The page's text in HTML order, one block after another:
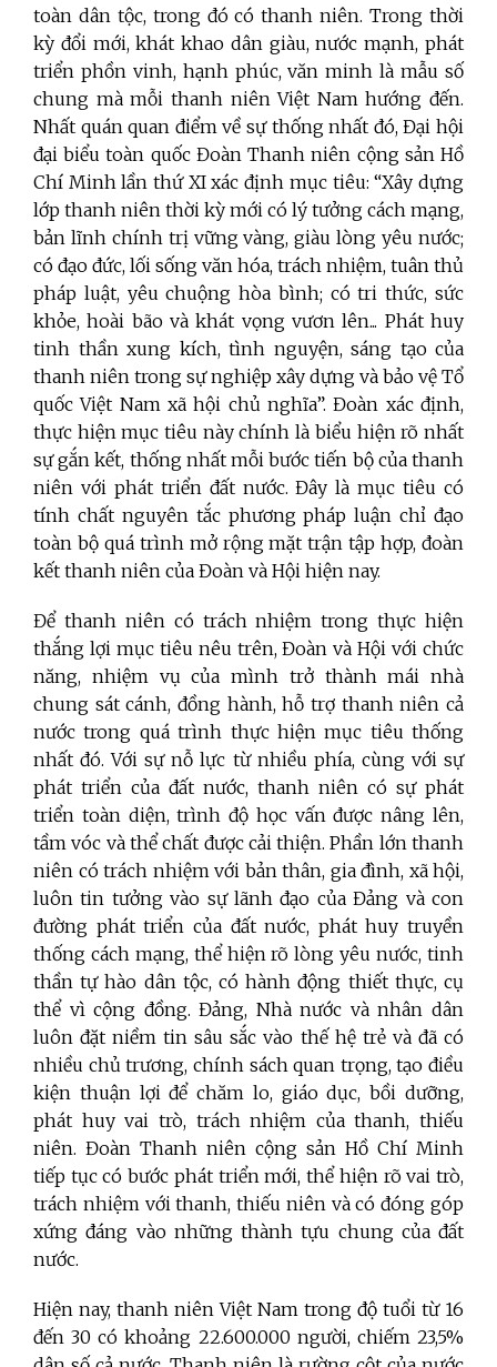
toàn dân tộc, trong đó có thanh niên. Trong thời
kỳ đổi mới, khát khao dân giàu, nước mạnh, phát
triển phồn vinh, hạnh phúc, văn minh là mẫu số
chung mà mỗi thanh niên Việt Nam hướng đến.
Nhất quán quan điểm về sự thống nhất đó, Đại hội
đại biểu toàn quốc Đoàn Thanh niên cộng sản Hồ
Chí Minh lần thứ XI xác định mục tiêu: “Xây dựng
lớp thanh niên thời kỳ mới có lý tưởng cách mạng,
bản lĩnh chính trị vững vàng, giàu lòng yêu nước;
có đạo đức, lối sống văn hóa, trách nhiệm, tuân thủ
pháp luật, yêu chuộng hòa bình; có tri thức, sức
khỏe, hoài bão và khát vọng vươn lên... Phát huy
tinh thần xung kích, tình nguyện, sáng tạo của
thanh niên trong sự nghiệp xây dựng và bảo vệ Tổ
quốc Việt Nam xã hội chủ nghĩa”. Đoàn xác định,
thực hiện mục tiêu này chính là biểu hiện rõ nhất
sự gắn kết, thống nhất mỗi bước tiến bộ của thanh
niên với phát triển đất nước. Đây là mục tiêu có
tính chất nguyên tắc phương pháp luận chỉ đạo
toàn bộ quá trình mở rộng mặt trận tập hợp, đoàn
kết thanh niên của Đoàn và Hội hiện nay.
Để thanh niên có trách nhiệm trong thực hiện
thắng lợi mục tiêu nêu trên, Đoàn và Hội với chức
năng, nhiệm vụ của mình trở thành mái nhà
chung sát cánh, đồng hành, hỗ trợ thanh niên cả
nước trong quá trình thực hiện mục tiêu thống
nhất đó. Với sự nỗ lực từ nhiều phía, cùng với sự
phát triển của đất nước, thanh niên có sự phát
triển toàn diện, trình độ học vấn được nâng lên,
tầm vóc và thể chất được cải thiện. Phần lớn thanh
niên có trách nhiệm với bản thân, gia đình, xã hội,
luôn tin tưởng vào sự lãnh đạo của Đảng và con
đường phát triển của đất nước, phát huy truyền
thống cách mạng, thể hiện rõ lòng yêu nước, tinh
thần tự hào dân tộc, có hành động thiết thực, cụ
thể vì cộng đồng. Đảng, Nhà nước và nhân dân
luôn đặt niềm tin sâu sắc vào thế hệ trẻ và đã có
nhiều chủ trương, chính sách quan trọng, tạo điều
kiện thuận lợi để chăm lo, giáo dục, bồi dưỡng,
phát huy vai trò, trách nhiệm của thanh, thiếu
niên. Đoàn Thanh niên cộng sản Hồ Chí Minh
tiếp tục có bước phát triển mới, thể hiện rõ vai trò,
trách nhiệm với thanh, thiếu niên và có đóng góp
xứng đáng vào những thành tựu chung của đất
nước.
Hiện nay, thanh niên Việt Nam trong độ tuổi từ 16
đến 30 có khoảng 22.600.000 người, chiếm 23,5%